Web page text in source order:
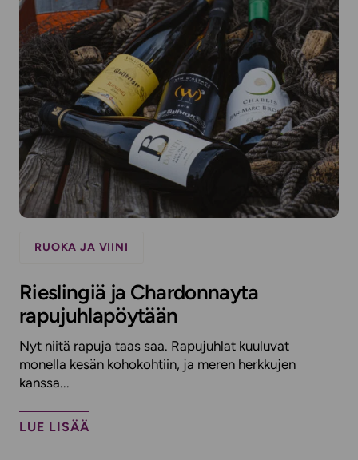
RUOKA JA VIINI
Rieslingiä ja Chardonnayta
rapujuhlapöytään
Nyt niitä rapuja taas saa. Rapujuhlat kuuluvat
monella kesän kohokohtiin, ja meren herkkujen
kanssa...
LUE LISÄÄ